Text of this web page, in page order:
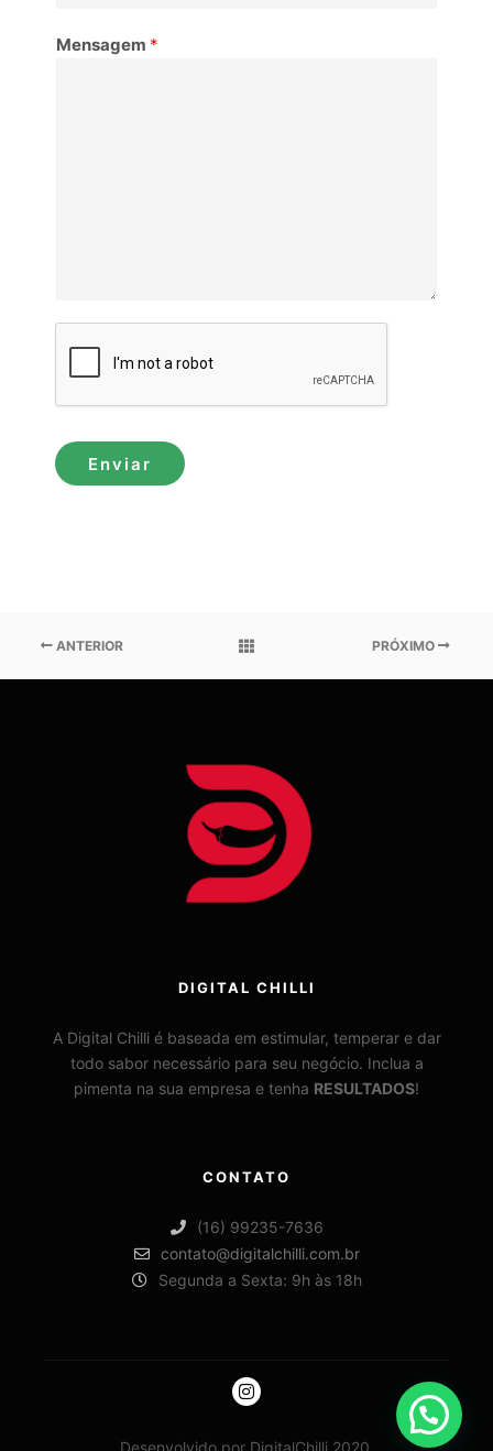
Mensagem *
Enviar
ANTERIOR PRÓXIMO
DIGITAL CHILLI
A Digital Chilli é baseada em estimular, temperar e dar
todo sabor necessário para seu negócio. Inclua a
pimenta na sua empresa e tenha RESULTADOS!
CONTATO
(16) 99235-7636
contato@digitalchilli.com.br
Segunda a Sexta: 9h às 18h
Desenvolvido por DigitalChilli 2020.